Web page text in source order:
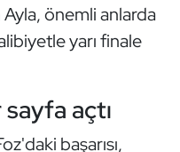
önemli anlarda
yarı finale
açtı
başarısı,